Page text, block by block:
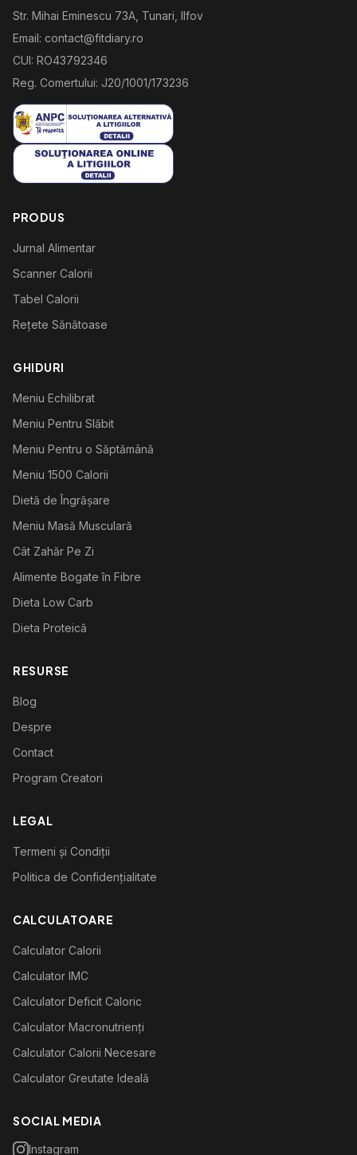
Str. Mihai Eminescu 73A, Tunari, Ilfov
Email: contact@fitdiary.ro
CUI: RO43792346
Reg. Comertului: J20/1001/173236
PRODUS
Jurnal Alimentar
Scanner Calorii
Tabel Calorii
Rețete Sănătoase
GHIDURI
Meniu Echilibrat
Meniu Pentru Slăbit
Meniu Pentru o Săptămână
Meniu 1500 Calorii
Dietă de Îngrășare
Meniu Masă Musculară
Cât Zahăr Pe Zi
Alimente Bogate în Fibre
Dieta Low Carb
Dieta Proteică
RESURSE
Blog
Despre
Contact
Program Creatori
LEGAL
Termeni și Condiții
Politica de Confidențialitate
CALCULATOARE
Calculator Calorii
Calculator IMC
Calculator Deficit Caloric
Calculator Macronutrienți
Calculator Calorii Necesare
Calculator Greutate Ideală
SOCIAL MEDIA
Instagram